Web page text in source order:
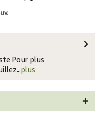
Pour plus
plus